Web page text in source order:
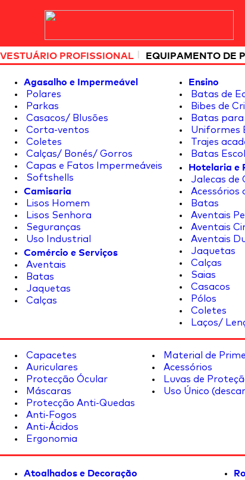
VESTUÁRIO PROFISSIONAL | EQUIPAMENTO DE
Agasalho e Impermeável
Polares
Parkas
Casacos/ Blusões
Corta-ventos
Coletes
Calças/ Bonés/ Gorros
Capas e Fatos Impermeáveis
Softshells
Camisaria
Lisos Homem
Lisos Senhora
Seguranças
Uso Industrial
Comércio e Serviços
Aventais
Batas
Jaquetas
Calças
Ensino
Batas de
Bibes de
Batas
Uniformes
Trajes
Batas
Hotelaria e
Jalecas de
Acessórios
Batas
Aventais
Aventais
Aventais
Jaquetas
Calças
Saias
Casacos
Pólos
Coletes
Laços/
Capacetes
Auriculares
Protecção Ócular
Máscaras
Protecção Anti-Quedas
Anti-Fogos
Anti-Ácidos
Ergonomia
Material de
Acessórios
Luvas de
Uso Único
Atoalhados e Decoração